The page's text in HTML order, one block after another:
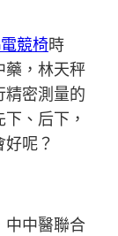
電競椅時
藥，林天秤
精密測量的
、后下，
呢？
中中醫聯合